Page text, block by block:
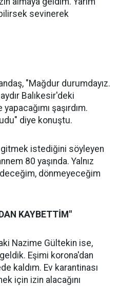
sevinerek
"Mağdur durumdayız.
Balıkesir'deki
şaşırdım.
diye konuştu.
gitmek istediğini söyleyen
80 yaşında. Yalnız
dönmeyeceğim
KAYBETTİM"
Nazime Gültekin ise,
Eşimi korona'dan
kaldım. Ev karantinası
için izin alacağını